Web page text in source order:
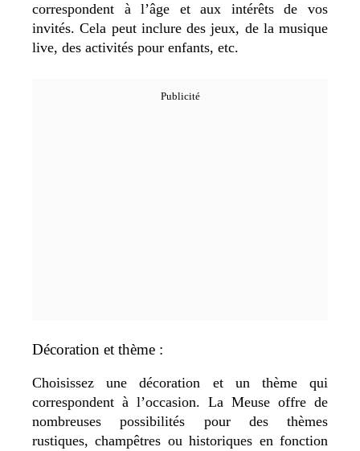
correspondent à l’âge et aux intérêts de vos
invités. Cela peut inclure des jeux, de la musique
live, des activités pour enfants, etc.
Décoration et thème :
Choisissez une décoration et un thème qui
correspondent à l’occasion. La Meuse offre de
nombreuses possibilités pour des thèmes
rustiques, champêtres ou historiques en fonction